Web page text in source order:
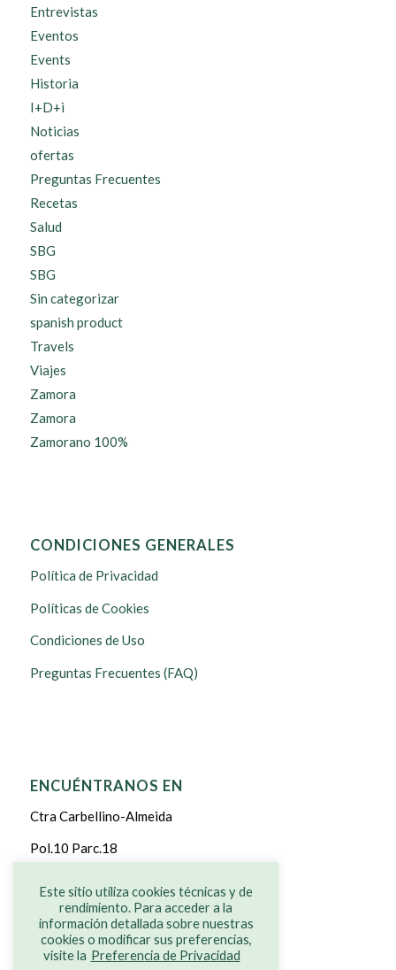
Entrevistas
Eventos
Events
Historia
I+D+i
Noticias
ofertas
Preguntas Frecuentes
Recetas
Salud
SBG
SBG
Sin categorizar
spanish product
Travels
Viajes
Zamora
Zamora
Zamorano 100%
CONDICIONES GENERALES
Política de Privacidad
Políticas de Cookies
Condiciones de Uso
Preguntas Frecuentes (FAQ)
ENCUÉNTRANOS EN
Ctra Carbellino-Almeida
Pol.10 Parc.18
ZAMORA
Este sitio utiliza cookies técnicas y de
rendimiento. Para acceder a la
información detallada sobre nuestras
cookies o modificar sus preferencias,
visite la Preferencia de Privacidad